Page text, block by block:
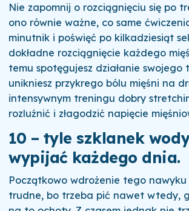
Nie zapomnij o rozciągnięciu się po
ono równie ważne, co same
minutnik i poświęć po kilkadziesiąt
dokładne rozciągnięcie każdego
temu spotęgujesz działanie swojego
unikniesz przykrego bólu mięśni na
intensywnym treningu dobry
rozluźnić i złagodzić napięcie
10 – tyle szklanek
wypijać każdego dnia.
Początkowo wdrożenie tego nawyku
trudne, bo trzeba pić nawet wtedy,